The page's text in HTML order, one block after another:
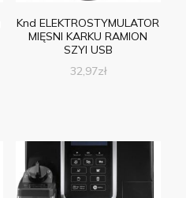
Knd ELEKTROSTYMULATOR
MIĘSNI KARKU RAMION
SZYI USB
32,97zł